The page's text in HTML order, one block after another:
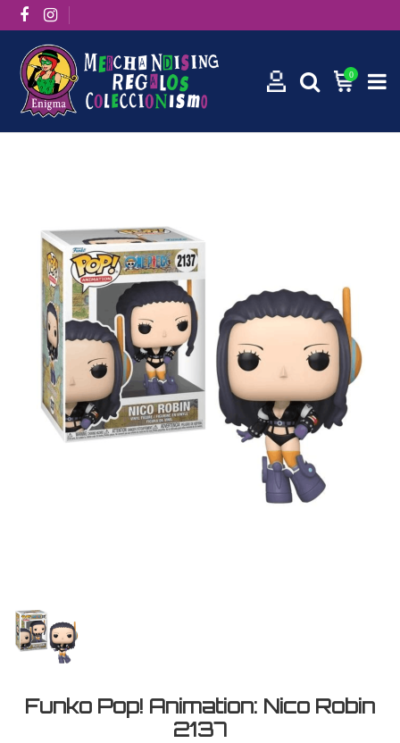
0
Funko Pop! Animation: Nico Robin
2137